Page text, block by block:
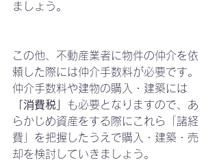
ましょう。
この他、不動産業者に物件の仲介を依
頼した際には仲介手数料が必要です。
仲介手数料や建物の購入・建築には
「消費税」
も必要となりますので、あ
らかじめ資産をする際にこれら「諸経
費」を把握したうえで購入・建築・売
却を検討していきましょう。